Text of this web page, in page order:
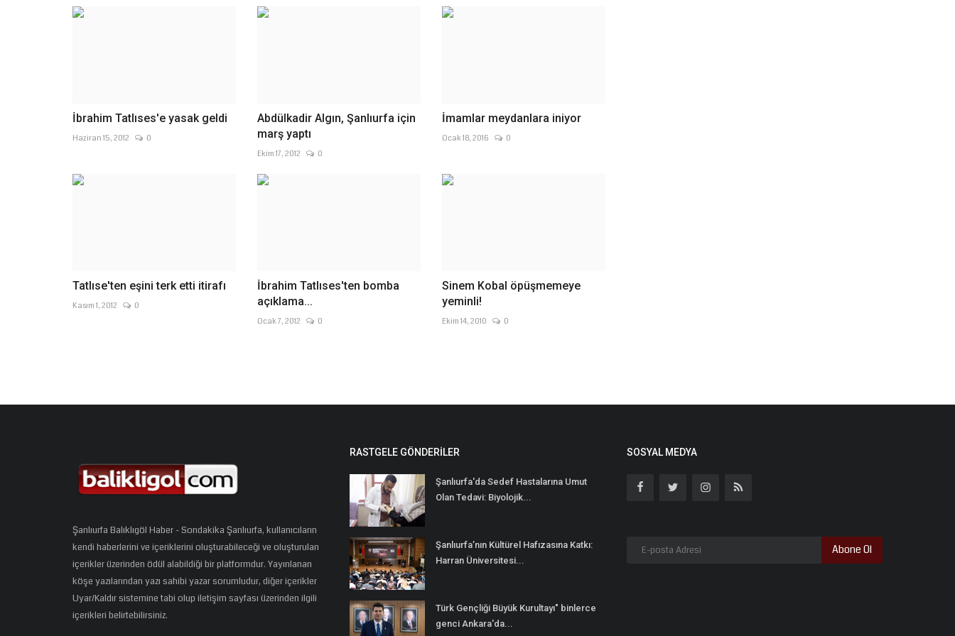
İbrahim Tatlıses'e yasak geldi
Haziran 15, 2012 0
Abdülkadir Algın, Şanlıurfa için
marş yaptı
Ekim 17, 2012 0
İmamlar meydanlara iniyor
Ocak 18, 2016 0
Tatlıse'ten eşini terk etti itirafı
Kasım 1, 2012 0
İbrahim Tatlıses'ten bomba
açıklama...
Ocak 7, 2012 0
Sinem Kobal öpüşmemeye
yeminli!
Ekim 14, 2010 0
Şanlıurfa Balıklıgöl Haber - Sondakika Şanlıurfa, kullanıcıların
kendi haberlerini ve içeriklerini oluşturabileceği ve oluşturulan
içerikler üzerinden ödül alabildiği bir platformdur. Yayınlanan
köşe yazılarından yazı sahibi yazar sorumludur, diğer içerikler
Uyar/Kaldır sistemine tabi olup iletişim sayfası üzerinden ilgili
içerikleri belirtebilirsiniz.
RASTGELE GÖNDERILER
Şanlıurfa'da Sedef Hastalarına Umut
Olan Tedavi: Biyolojik...
Şanlıurfa’nın Kültürel Hafızasına Katkı:
Harran Üniversitesi...
Türk Gençliği Büyük Kurultayı" binlerce
genci Ankara'da...
SOSYAL MEDYA
Abone Ol